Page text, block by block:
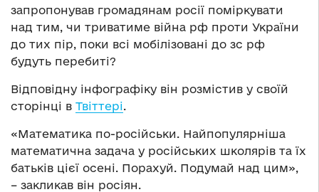
запропонував громадянам росії поміркувати
над тим, чи триватиме війна рф проти України
до тих пір, поки всі мобілізовані до зс рф
будуть перебиті?
Відповідну інфографіку він розмістив у своїй
сторінці в Твіттері.
«Математика по-російськи. Найпопулярніша
математична задача у російських школярів та їх
батьків цієї осені. Порахуй. Подумай над цим»,
– закликав він росіян.